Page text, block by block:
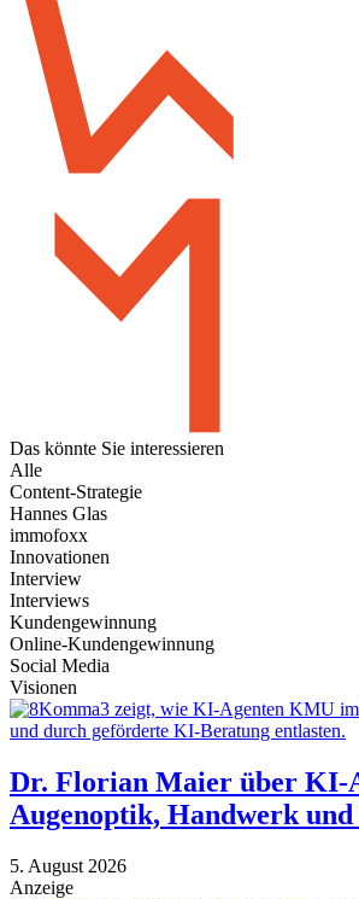
Das könnte Sie interessieren
Alle
Content-Strategie
Hannes Glas
immofoxx
Innovationen
Interview
Interviews
Kundengewinnung
Online-Kundengewinnung
Social Media
Visionen
Dr. Florian Maier über KI-
Augenoptik, Handwerk
5. August 2026
Anzeige